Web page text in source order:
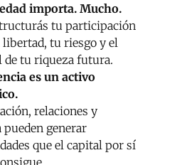
importa. Mucho.
tu participación
tu riesgo y el
de tu riqueza futura.
es un activo
relaciones y
generar
que el capital por sí